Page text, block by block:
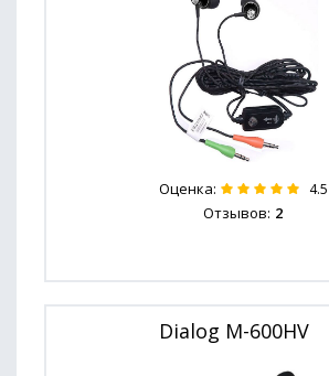
Оценка: 4.5
Отзывов: 2
Dialog M-600HV